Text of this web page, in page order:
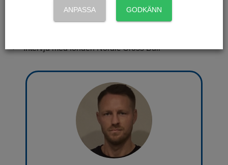
Börs och aktier
Intervju med Markus Larsson förvaltare av Fondita
Intervju med fonden Nordic Cross Bull
ANPASSA GODKÄNN